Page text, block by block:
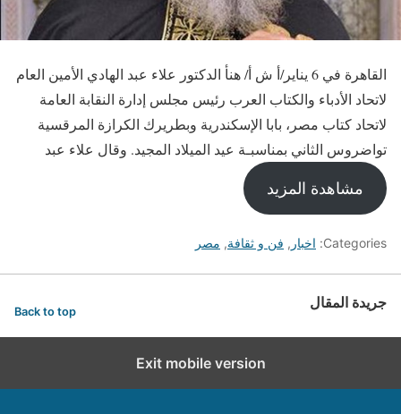
القاهرة في 6 يناير/أ ش أ/ هنأ الدكتور علاء عبد الهادي الأمين العام
لاتحاد الأدباء والكتاب العرب رئيس مجلس إدارة النقابة العامة
لاتحاد كتاب مصر، بابا الإسكندرية وبطريرك الكرازة المرقسية
تواضروس الثاني بمناسبـة عيد الميلاد المجيد. وقال علاء عبد
مشاهدة المزيد
Categories: اخبار , فن و ثقافة, مصر
جريدة المقال Back to top
Exit mobile version